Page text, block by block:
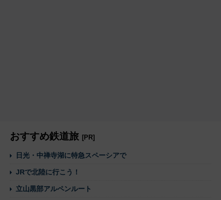
おすすめ鉄道旅 [PR]
日光・中禅寺湖に特急スペーシアで
JRで北陸に行こう！
立山黒部アルペンルート